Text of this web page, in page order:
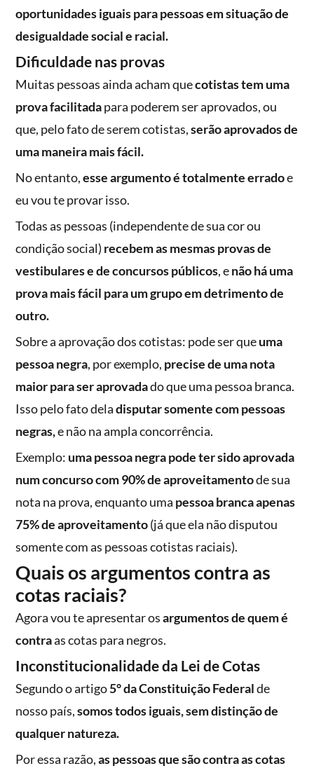
oportunidades iguais para pessoas em situação de
desigualdade social e racial.
Dificuldade nas provas
Muitas pessoas ainda acham quecotistas tem uma
prova facilitadapara poderem ser aprovados, ou
que, pelo fato de serem cotistas,serão aprovados de
uma maneira mais fácil.
No entanto,esse argumento é totalmente erradoe
eu vou te provar isso.
Todas as pessoas (independente de sua cor ou
condição social) recebem as mesmas provas de
vestibulares e de concursos públicos, enão há uma
prova mais fácil para um grupo em detrimento de
outro.
Sobre a aprovação dos cotistas: pode ser queuma
pessoa negra, por exemplo, precise de uma nota
maior para ser aprovadado que uma pessoa branca.
Isso pelo fato deladisputar somente com pessoas
negras,e não na ampla concorrência.
Exemplo: uma pessoa negra pode ter sido aprovada
num concurso com 90% de aproveitamentode sua
nota na prova, enquanto uma pessoa branca apenas
75% de aproveitamento(já que ela não disputou
somente com as pessoas cotistas raciais).
Quais os argumentos contra as
cotas raciais?
Agora vou te apresentar osargumentos de quem é
contraas cotas para negros.
Inconstitucionalidade da Lei de Cotas
Segundo o artigo5° da Constituição Federalde
nosso país,somos todos iguais, sem distinção de
qualquer natureza.
Por essa razão,as pessoas que são contra as cotas